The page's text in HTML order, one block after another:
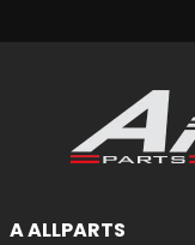
A ALLPARTS